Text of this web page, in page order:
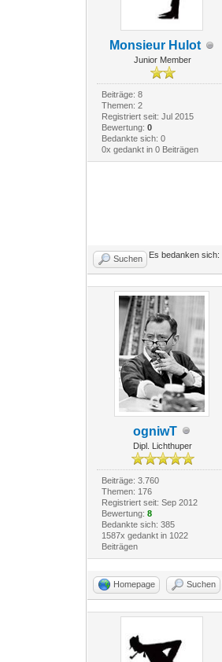
Monsieur Hulot
Junior Member
Beiträge: 8
Themen: 2
Registriert seit: Jul 2015
Bewertung: 0
Bedankte sich: 0
0x gedankt in 0 Beiträgen
Suchen Es bedanken sich:
ogniwT
Dipl. Lichthuper
Beiträge: 3.760
Themen: 176
Registriert seit: Sep 2012
Bewertung: 8
Bedankte sich: 385
1587x gedankt in 1022
Beiträgen
Homepage Suchen